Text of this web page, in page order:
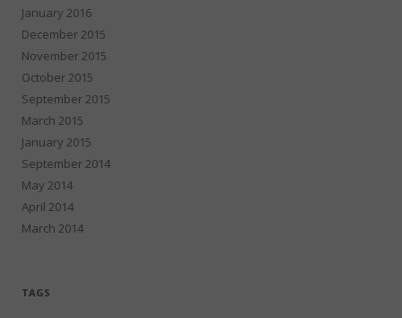
January 2016
December 2015
November 2015
October 2015
September 2015
March 2015
January 2015
September 2014
May 2014
April 2014
March 2014
TAGS